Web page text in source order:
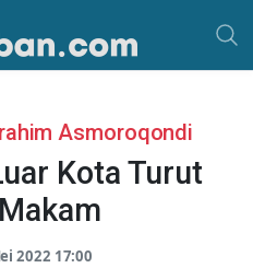
Asmoroqondi
Kota Turut
2022 17:00